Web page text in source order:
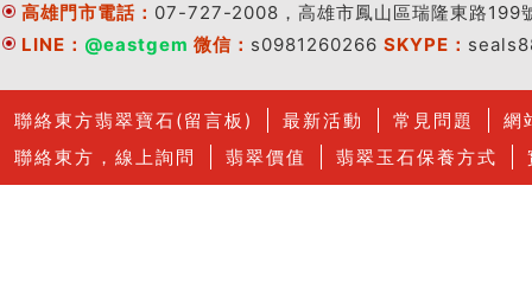
高雄門市電話： 07-727-2008，高雄市鳳山區瑞隆東路199
LINE： @eastgem 微信： s0981260266 SKYPE：
聯絡東方翡翠寶石(留言板) 最新活動 常見問題
網
聯絡東方，線上詢問
翡翠價值 翡翠玉石保養方式